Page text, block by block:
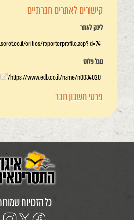
קישורים לאתרים חברתיים
לינק לאתר
critics/reporterprofile.asp?id=74
גוגל פלוס
https://www.edb.co.il/name/n0034020/
פרטי חשבון חבר
כל הזכויות